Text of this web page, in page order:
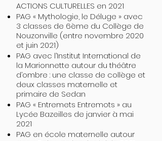
ACTIONS CULTURELLES en 2021
PAG « Mythologie, le Déluge » avec
3 classes de 6ème du Collège de
Nouzonville (entre novembre 2020
et juin 2021)
PAG avec l’Institut International de
la Marionnette autour du théâtre
d’ombre : une classe de collège et
deux classes maternelle et
primaire de Sedan
PAG « Entremets Entremots » au
Lycée Bazeilles de janvier à mai
2021
PAG en école maternelle autour